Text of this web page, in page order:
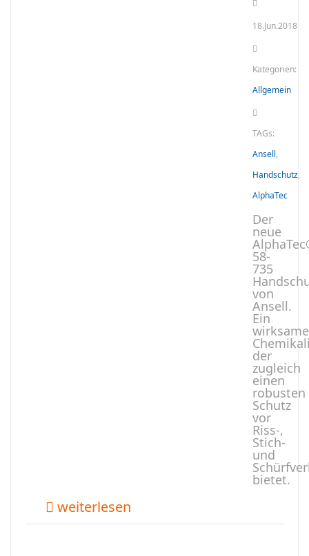
18.Jun.2018
Kategorien:
Allgemein
TAGs:
Ansell,
Handschutz,
AlphaTec
Der
neue
58-
735
von
Ansell.
Ein
der
zugleich
einen
robusten
Schutz
vor
Riss-,
Stich-
und
bietet.
weiterlesen